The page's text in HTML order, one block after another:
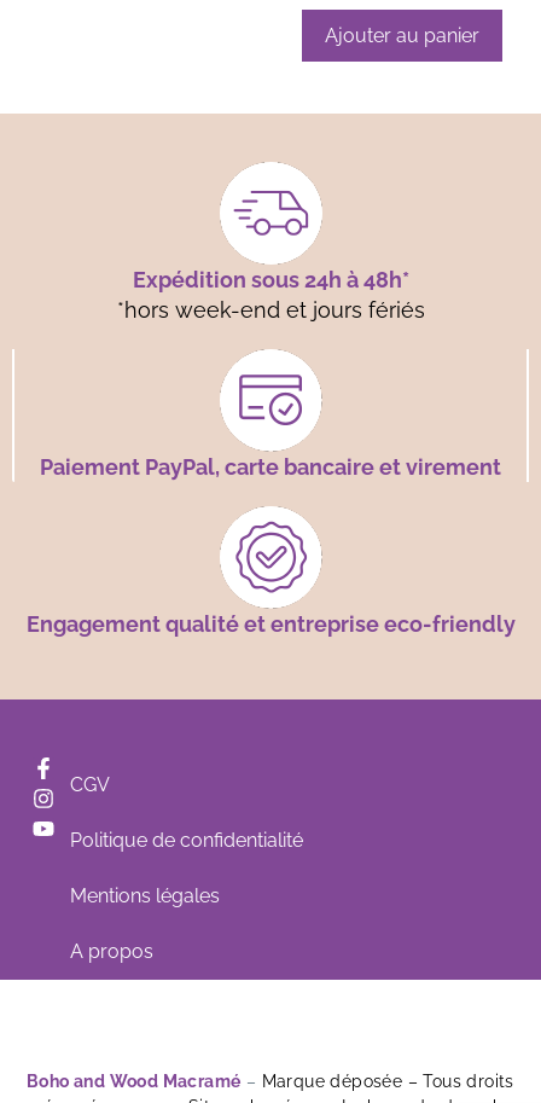
Ajouter au panier
Expédition sous 24h à 48h*
*hors week-end et jours fériés
Paiement PayPal, carte bancaire et virement
Engagement qualité et entreprise eco-friendly
CGV
Politique de confidentialité
Mentions légales
A propos
Boho and Wood Macramé – Marque déposée – Tous droits